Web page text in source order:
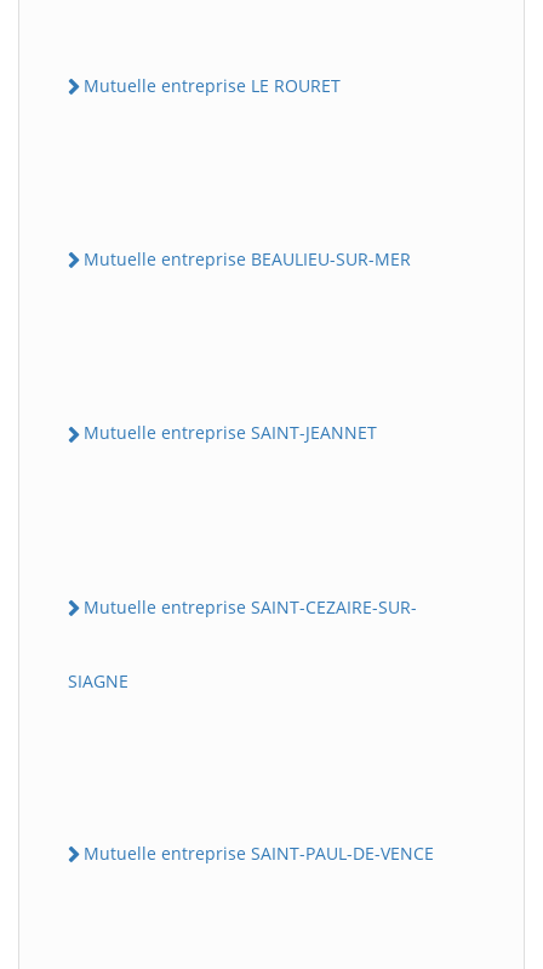
Mutuelle entreprise LE ROURET
Mutuelle entreprise BEAULIEU-SUR-MER
Mutuelle entreprise SAINT-JEANNET
Mutuelle entreprise SAINT-CEZAIRE-SUR-
SIAGNE
Mutuelle entreprise SAINT-PAUL-DE-VENCE